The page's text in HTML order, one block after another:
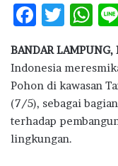
F
e
b
o
o
k
T
it
te
r
W
at
s
A
p
BANDAR
Indonesia
Pohon di kawasan
(7/5), sebagai
terhadap
lingkungan.